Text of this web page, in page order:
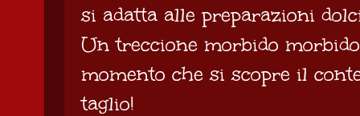
si adatta alle preparazioni
Un treccione morbido
momento che si scopre il
taglio!